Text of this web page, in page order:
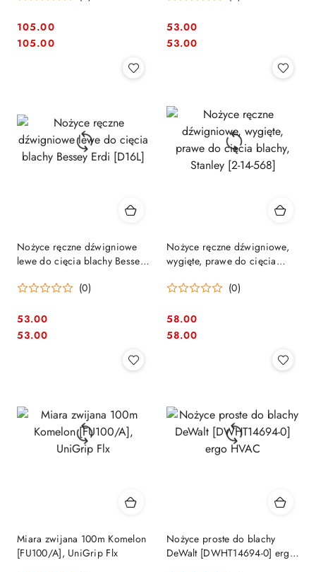
Cena:
105.00
Cena:
105.00 Cena:
53.00
Cena:
53.00
Nożyce ręczne dźwigniowe
lewe do cięcia blachy Bessey
(0)
Cena:
53.00
Cena:
53.00
Nożyce ręczne dźwigniowe,
wygięte, prawe do cięcia
(0)
Cena:
58.00
Cena:
58.00
Miara zwijana 100m Komelon
[FU100/A], UniGrip Flx
Nożyce proste do blachy
DeWalt [DWHT14694-0] ergo